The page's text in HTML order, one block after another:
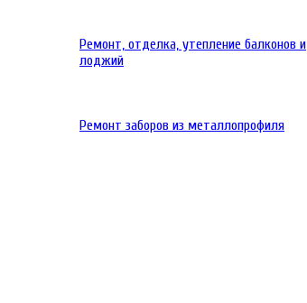
Ремонт, отделка, утепление балконов и
лоджий
Ремонт заборов из металлопрофиля